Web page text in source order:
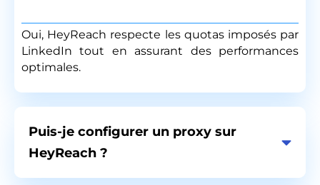
Oui, HeyReach respecte les quotas imposés par
LinkedIn tout en assurant des performances
optimales.
Puis-je configurer un proxy sur
HeyReach ?